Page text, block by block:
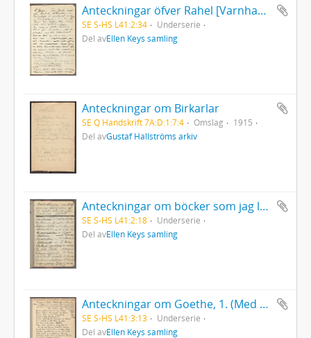
Anteckningar öfver Rahel [Varnhagen] i Biblioteket i Munchen juli 1906.
SE S-HS L41:2:34
Underserie
Del avEllen Keys samling
Anteckningar om Birkarlar
SE Q Handskrift 7A:D:1:7:4 Omslag
1915
Del avGustaf Hallströms arkiv
Anteckningar om böcker som jag läst (utom de till arbetet hörande) från september 1897.
SE S-HS L41:2:18
Underserie
Del avEllen Keys samling
Anteckningar om Goethe, 1. (Med bilaga)
SE S-HS L41:3:13
Underserie
Del avEllen Keys samling